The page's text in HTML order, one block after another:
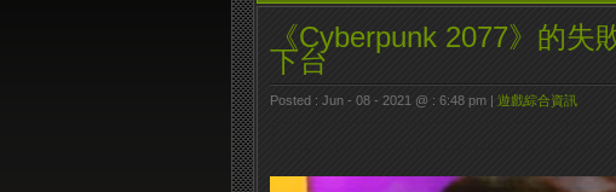
《Cyberpunk 2077》的
下台
Posted : Jun - 08 - 2021 @ : 6:48 pm | 遊戲綜合資訊